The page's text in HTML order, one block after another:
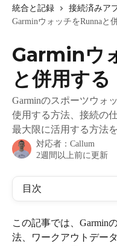
統合と記録
接続済みア
GarminウォッチをRunnaと
Garminウ
と併用する
Garminのスポーツウォ
使用する方法、接続の
最大限に活用する方法
対応者： Callum
2週間以上前に更新
目次
この記事では、Garmin
法、ワークアウトデー